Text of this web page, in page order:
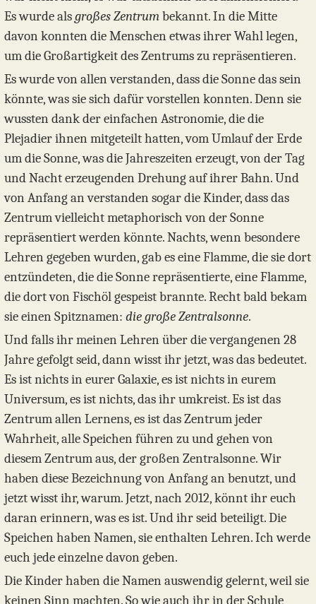
Es wurde alsgroßes Zentrumbekannt. In die Mitte
davon konnten die Menschen etwas ihrer Wahl legen,
um die Großartigkeit des Zentrums zu repräsentieren.
Es wurde von allen verstanden, dass die Sonne das sein
könnte, was sie sich dafür vorstellen konnten. Denn sie
wussten dank der einfachen Astronomie, die die
Plejadier ihnen mitgeteilt hatten, vom Umlauf der Erde
um die Sonne, was die Jahreszeiten erzeugt, von der Tag
und Nacht erzeugenden Drehung auf ihrer Bahn. Und
von Anfang an verstanden sogar die Kinder, dass das
Zentrum vielleicht metaphorisch von der Sonne
repräsentiert werden könnte. Nachts, wenn besondere
Lehren gegeben wurden, gab es eine Flamme, die sie dort
entzündeten, die die Sonne repräsentierte, eine Flamme,
die dort von Fischöl gespeist brannte. Recht bald bekam
sie einen Spitznamen: die große Zentralsonne.
Und falls ihr meinen Lehren über die vergangenen 28
Jahre gefolgt seid, dann wisst ihr jetzt, was das bedeutet.
Es ist nichts in eurer Galaxie, es ist nichts in eurem
Universum, es ist nichts, das ihr umkreist. Es ist das
Zentrum allen Lernens, es ist das Zentrum jeder
Wahrheit, alle Speichen führen zu und gehen von
diesem Zentrum aus, der großen Zentralsonne. Wir
haben diese Bezeichnung von Anfang an benutzt, und
jetzt wisst ihr, warum. Jetzt, nach 2012, könnt ihr euch
daran erinnern, was es ist. Und ihr seid beteiligt. Die
Speichen haben Namen, sie enthalten Lehren. Ich werde
euch jede einzelne davon geben.
Die Kinder haben die Namen auswendig gelernt, weil sie
keinen Sinn machten. So wie auch ihr in der Schule